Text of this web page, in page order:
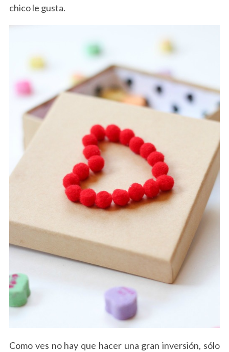
chico le gusta.
Como ves no hay que hacer una gran inversión, sólo